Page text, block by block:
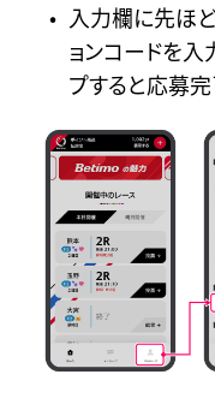
入力欄に先ほ
ョンコードを入
プすると応募完